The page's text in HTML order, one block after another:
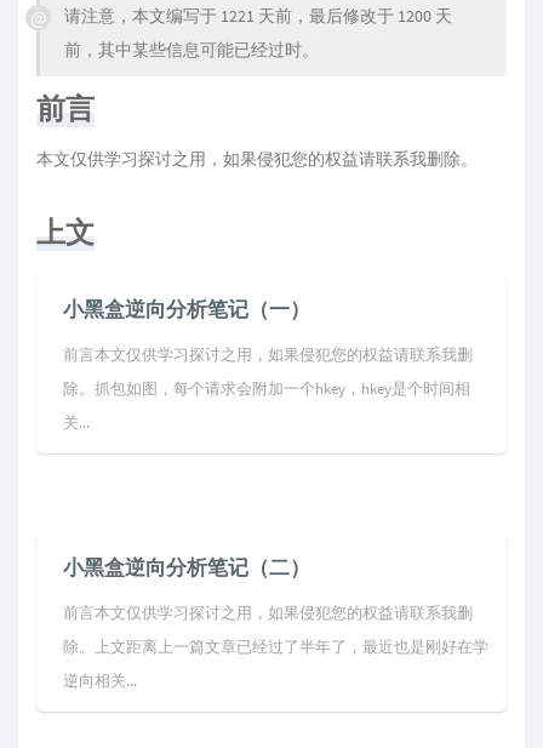
请注意，本文编写于 1221 天前，最后修改于 1200 天
前，其中某些信息可能已经过时。
前言
本文仅供学习探讨之用，如果侵犯您的权益请联系我删除。
上文
小黑盒逆向分析笔记（一）
前言本文仅供学习探讨之用，如果侵犯您的权益请联系我删
除。抓包如图，每个请求会附加一个hkey，hkey是个时间相
关...
小黑盒逆向分析笔记（二）
前言本文仅供学习探讨之用，如果侵犯您的权益请联系我删
除。上文距离上一篇文章已经过了半年了，最近也是刚好在学
逆向相关...